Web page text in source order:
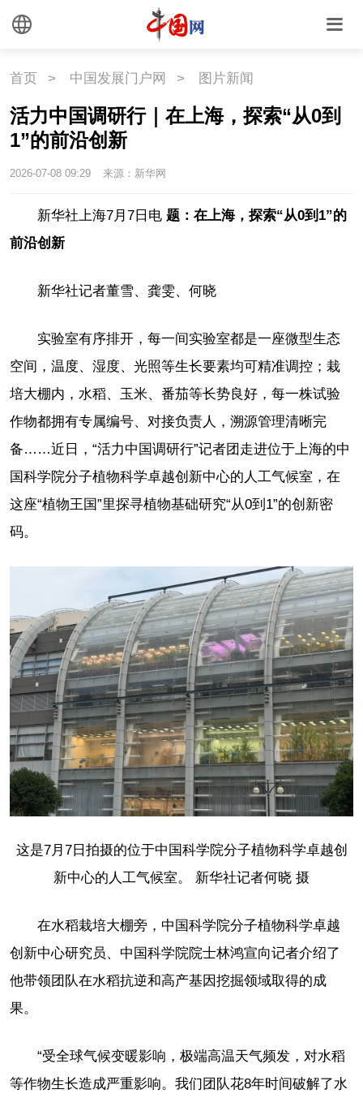
首页 > 中国发展门户网 > 图片新闻
活力中国调研行｜在上海，探索“从0到
1”的前沿创新
2026-07-08 09:29 来源：新华网
新华社上海7月7日电 题：在上海，探索“从0到1”的
前沿创新
新华社记者董雪、龚雯、何晓
实验室有序排开，每一间实验室都是一座微型生态
空间，温度、湿度、光照等生长要素均可精准调控；栽
培大棚内，水稻、玉米、番茄等长势良好，每一株试验
作物都拥有专属编号、对接负责人，溯源管理清晰完
备……近日，“活力中国调研行”记者团走进位于上海的中
国科学院分子植物科学卓越创新中心的人工气候室，在
这座“植物王国”里探寻植物基础研究“从0到1”的创新密
码。
这是7月7日拍摄的位于中国科学院分子植物科学卓越创
新中心的人工气候室。 新华社记者何晓 摄
在水稻栽培大棚旁，中国科学院分子植物科学卓越
创新中心研究员、中国科学院院士林鸿宣向记者介绍了
他带领团队在水稻抗逆和高产基因挖掘领域取得的成
果。
“受全球气候变暖影响，极端高温天气频发，对水稻
等作物生长造成严重影响。我们团队花8年时间破解了水